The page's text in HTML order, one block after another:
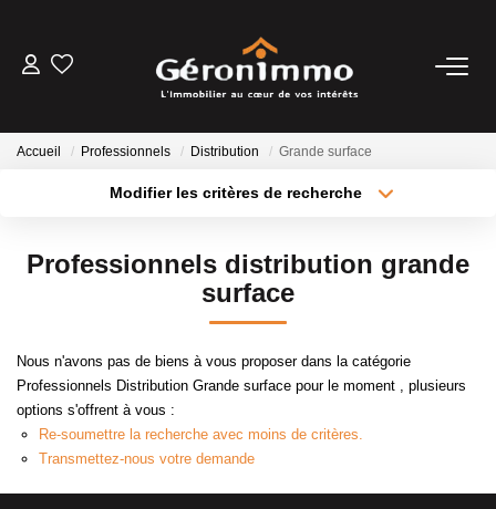
NOTRE AGENCE
CONTACT
Accueil Professionnels Distribution Grande surface
Modifier les critères de recherche
Type de bien
Créer une alerte
Professionnels distribution grande
surface
Nous n'avons pas de biens à vous proposer dans la catégorie
Professionnels Distribution Grande surface pour le moment , plusieurs
options s'offrent à vous :
Re-soumettre la recherche avec moins de critères.
Transmettez-nous votre demande